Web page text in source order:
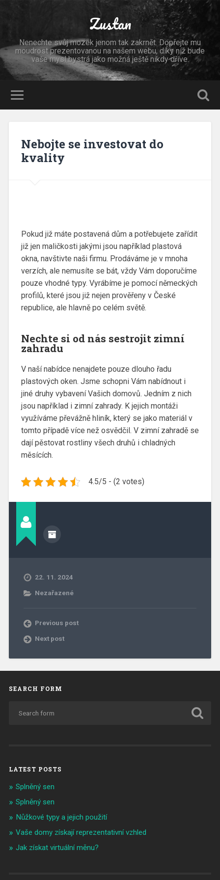
Zustan
Nenechte svůj mozek jenom tak zakrnět. Dopřejte mu
moudrost prezentovanou na našem webu, díky níž bude
vaše mysl bystrá jako možná ještě nikdy dříve.
Nebojte se investovat do
kvality
Pokud již máte postavená dům a potřebujete zařídit
již jen maličkosti jakými jsou například plastová
okna, navštivte naši firmu. Prodáváme je v mnoha
verzích, ale nemusíte se bát, vždy Vám doporučíme
pouze vhodné typy. Vyrábíme je pomocí německých
profilů, které jsou již nejen prověřeny v České
republice, ale hlavně po celém světě.
Nechte si od nás sestrojit zimní
zahradu
V naší nabídce nenajdete pouze dlouho řadu
plastových oken. Jsme schopni Vám nabídnout i
jiné druhy vybavení Vašich domovů. Jedním z nich
jsou například i zimní zahrady. K jejich montáži
využíváme převážně hliník, který se jako materiál v
tomto případě více než osvědčil. V zimní zahradě se
dají pěstovat rostliny všech druhů i chladných
měsících.
4.5/5 - (2 votes)
22. 11. 2024
Nezařazené
Previous post
Next post
SEARCH FORM
LATEST POSTS
Splněný sen
Splněný sen
Nůžkové typy a jejich použití
Vaše domy získají reprezentativní vzhled
Jak získat virtuální měnu?